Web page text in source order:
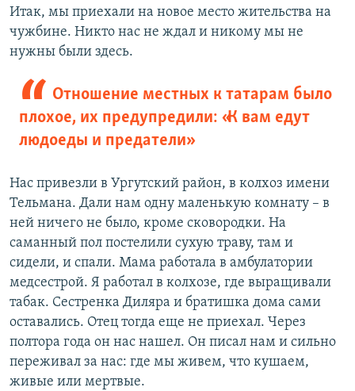
Итак, мы приехали на новое место жительства на
чужбине. Никто нас не ждал и никому мы не
нужны были здесь.
Отношение местных к татарам было
плохое, их предупредили: «К вам едут
людоеды и предатели»
Нас привезли в Ургутский район, в колхоз имени
Тельмана. Дали нам одну маленькую комнату – в
ней ничего не было, кроме сковородки. На
саманный пол постелили сухую траву, там и
сидели, и спали. Мама работала в амбулатории
медсестрой. Я работал в колхозе, где выращивали
табак. Сестренка Диляра и братишка дома сами
оставались. Отец тогда еще не приехал. Через
полтора года он нас нашел. Он писал нам и сильно
переживал за нас: где мы живем, что кушаем,
живые или мертвые.